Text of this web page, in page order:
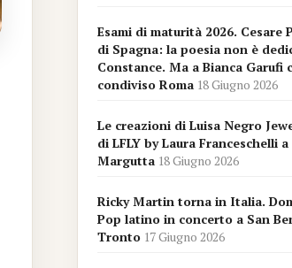
Esami di maturità 2026. Cesare
di Spagna: la poesia non è
Constance. Ma a Bianca Garufi
condiviso Roma 18 Giugno 2026
Le creazioni di Luisa Negro
di LFLY by Laura Franceschelli
Margutta 18 Giugno 2026
Ricky Martin torna in Italia.
Pop latino in concerto a San
Tronto 17 Giugno 2026